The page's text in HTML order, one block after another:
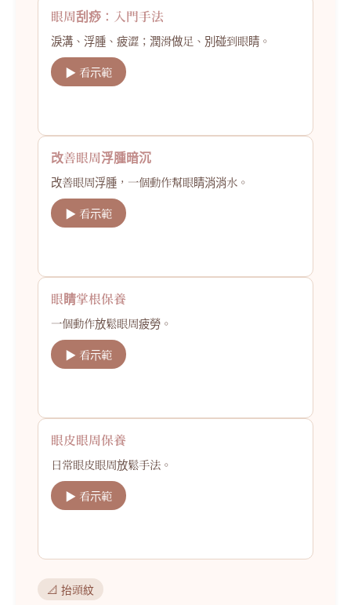
眼周刮痧：入門手法
淚溝、浮腫、疲澀；潤滑做足、別碰到眼睛。
▶ 看示範
改善眼周浮腫暗沉
改善眼周浮腫，一個動作幫眼睛消消水。
▶ 看示範
眼睛掌根保養
一個動作放鬆眼周疲勞。
▶ 看示範
眼皮眼周保養
日常眼皮眼周放鬆手法。
▶ 看示範
📐 抬頭紋